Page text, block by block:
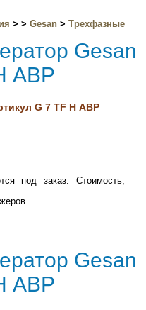
> > Gesan > Трехфазные
Gesan
АВР
G 7 TF H АВР
под заказ. Стоимость,
Gesan
АВР